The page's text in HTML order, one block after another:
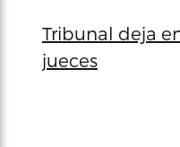
Tribunal deja
jueces